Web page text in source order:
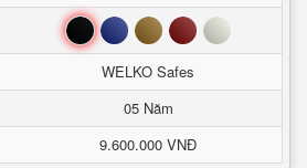
Đen Xanh Nâu Đỏ Trắng
WELKO Safes
05 Năm
9.600.000 VNĐ